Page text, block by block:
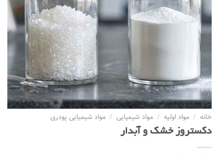
خانه / مواد اولیه / مواد شیمیایی / مواد شیمیایی پودری
دکستروز خشک و آبدار